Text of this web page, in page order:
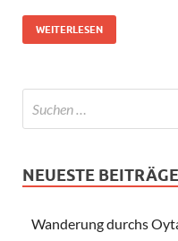
WEITERLESEN
NEUESTE BEITRÄGE
Wanderung durchs